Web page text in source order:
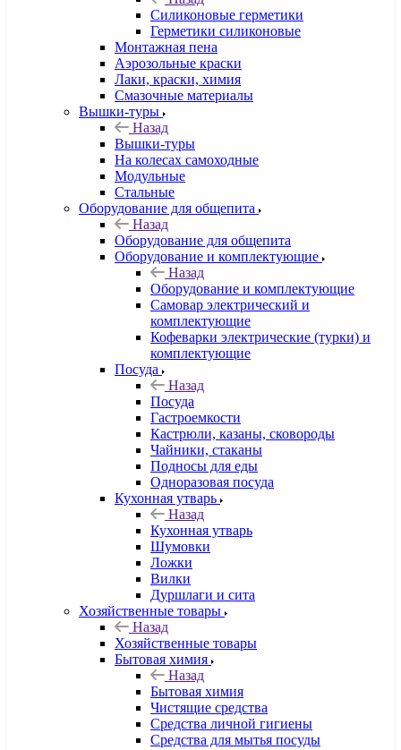
Силиконовые герметики
Герметики силиконовые
Монтажная пена
Аэрозольные краски
Лаки, краски, химия
Смазочные материалы
Вышки-туры
Назад
Вышки-туры
На колесах самоходные
Модульные
Стальные
Оборудование для общепита
Назад
Оборудование для общепита
Оборудование и комплектующие
Назад
Оборудование и комплектующие
Самовар электрический и
комплектующие
Кофеварки электрические (турки) и
комплектующие
Посуда
Назад
Посуда
Гастроемкости
Кастрюли, казаны, сковороды
Чайники, стаканы
Подносы для еды
Одноразовая посуда
Кухонная утварь
Назад
Кухонная утварь
Шумовки
Ложки
Вилки
Дуршлаги и сита
Хозяйственные товары
Назад
Хозяйственные товары
Бытовая химия
Назад
Бытовая химия
Чистящие средства
Средства личной гигиены
Средства для мытья посуды